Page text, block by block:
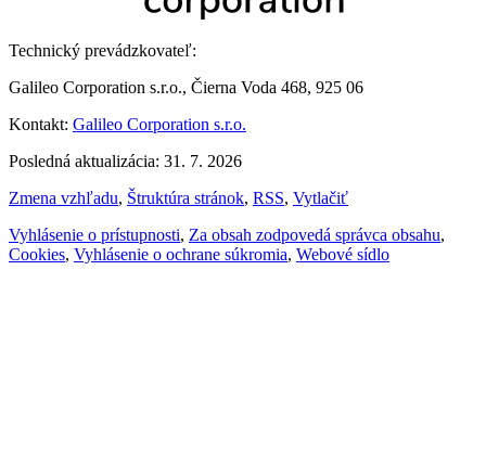
Technický prevádzkovateľ:
Galileo Corporation s.r.o., Čierna Voda 468, 925 06
Kontakt: Galileo Corporation s.r.o.
Posledná aktualizácia: 31. 7. 2026
Zmena vzhľadu, Štruktúra stránok, RSS, Vytlačiť
Vyhlásenie o prístupnosti, Za obsah zodpovedá správca obsahu,
Cookies, Vyhlásenie o ochrane súkromia, Webové sídlo